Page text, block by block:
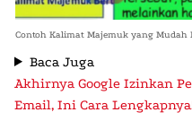
Contoh Kalimat Majemuk yang Mudah
Baca Juga
Akhirnya Google Izinkan
Email, Ini Cara